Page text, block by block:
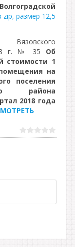
zip, размер 12,5
Вязовского
г. № 35 Об
стоимости 1
на
поселения
района
2018 года